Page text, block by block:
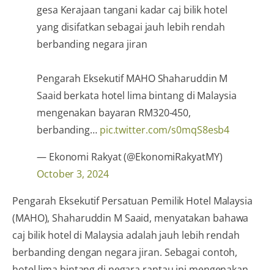
gesa Kerajaan tangani kadar caj bilik hotel
yang disifatkan sebagai jauh lebih rendah
berbanding negara jiran
Pengarah Eksekutif MAHO Shaharuddin M
Saaid berkata hotel lima bintang di Malaysia
mengenakan bayaran RM320-450,
berbanding… pic.twitter.com/s0mqS8esb4
— Ekonomi Rakyat (@EkonomiRakyatMY)
October 3, 2024
Pengarah Eksekutif Persatuan Pemilik Hotel Malaysia
(MAHO), Shaharuddin M Saaid, menyatakan bahawa
caj bilik hotel di Malaysia adalah jauh lebih rendah
berbanding dengan negara jiran. Sebagai contoh,